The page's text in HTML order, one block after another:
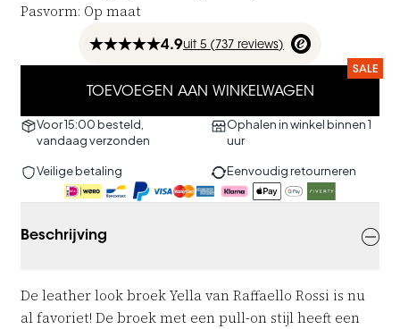
Pasvorm: Op maat
4.9uit 5 ( 737 reviews)
TOEVOEGEN AAN WINKELWAGEN
SALE
Voor 15:00 besteld,
vandaag verzonden
Ophalen in winkel binnen 1
uur
Veilige betaling Eenvoudig retourneren
Beschrijving
De leather look broek Yella van Raffaello Rossi is nu
al favoriet! De broek met een pull-on stijl heeft een